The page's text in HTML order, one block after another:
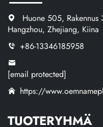
Huone 505, Rakennus
Hangzhou, Zhejiang, Kiina
+86-13346185958
[email protected]
https://
TUOTERYHMÄ